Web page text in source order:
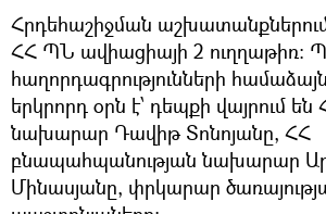
Հրդեհաշիջման
ՀՀ ՊՆ ավիացիայի 2 ուղղաթիռ:
հաղորդագրությունների
երկրորդ օրն է՝ դեպքի վայրում
նախարար Դավիթ Տոնոյանը, ՀՀ
բնապահպանության նախարար
Մինասյանը, փրկարար